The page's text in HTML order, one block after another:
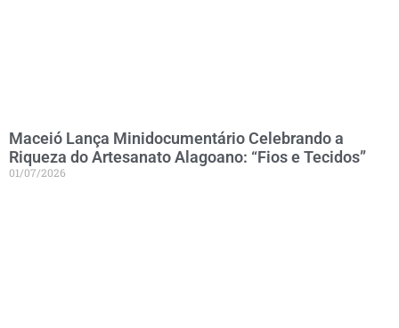
Maceió Lança Minidocumentário Celebrando a
Riqueza do Artesanato Alagoano: “Fios e Tecidos”
01/07/2026